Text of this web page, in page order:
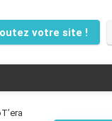
votre site !